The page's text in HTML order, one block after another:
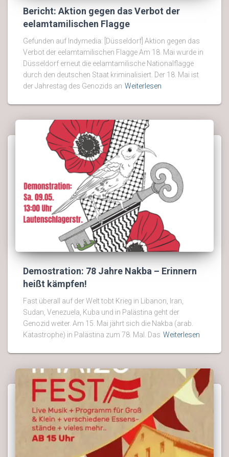
Bericht: Aktion gegen das Verbot der
eelamtamilischen Flagge
Gefunden auf Indymedia: [Düsseldorf] Aktion gegen das
Verbot der eelamtamilischen Flagge Am 18. Mai wurde in
Düsseldorf erneut die eelamtamilische Nationalflagge
durch den deutschen Staat kriminalisiert. Der 18. Mai ist
der Jahrestag des Genozids an Weiterlesen
Demostration: 78 Jahre Nakba – Erinnern
heißt kämpfen!
Fast überall auf der Welt tobt Krieg in Libanon, Iran,
Sudan, Venezuela, Kuba und in Palästina geht der
Genozid weiter. Am 15. Mai jährt sich die Nakba (arab.
Katastrophe) in Palästina zum 78. Mal. Das Weiterlesen